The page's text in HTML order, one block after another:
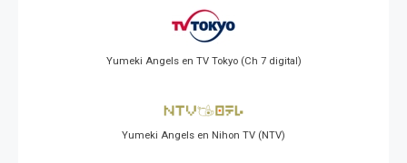
Yumeki Angels en TV Tokyo (Ch 7 digital)
Yumeki Angels en Nihon TV (NTV)